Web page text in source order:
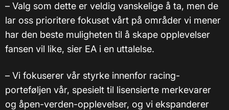
– Valg som dette er veldig vanskelige å ta, men de
lar oss prioritere fokuset vårt på områder vi mener
har den beste muligheten til å skape opplevelser
fansen vil like, sier EA i en uttalelse.
– Vi fokuserer vår styrke innenfor racing-
porteføljen vår, spesielt til lisensierte merkevarer
og åpen-verden-opplevelser, og vi ekspanderer